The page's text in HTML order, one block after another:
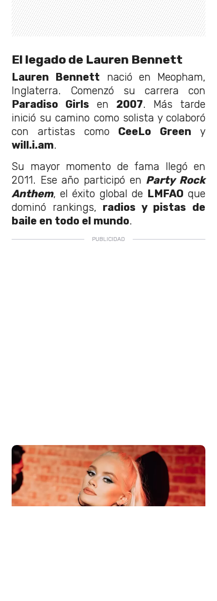
El legado de Lauren Bennett
Lauren Bennett nació en Meopham,
Inglaterra. Comenzó su carrera con
Paradiso Girls en 2007. Más tarde
inició su camino como solista y colaboró
con artistas como CeeLo Green y
will.i.am.
Su mayor momento de fama llegó en
2011. Ese año participó en Party Rock
Anthem, el éxito global de LMFAO que
dominó rankings, radios y pistas de
baile en todo el mundo.